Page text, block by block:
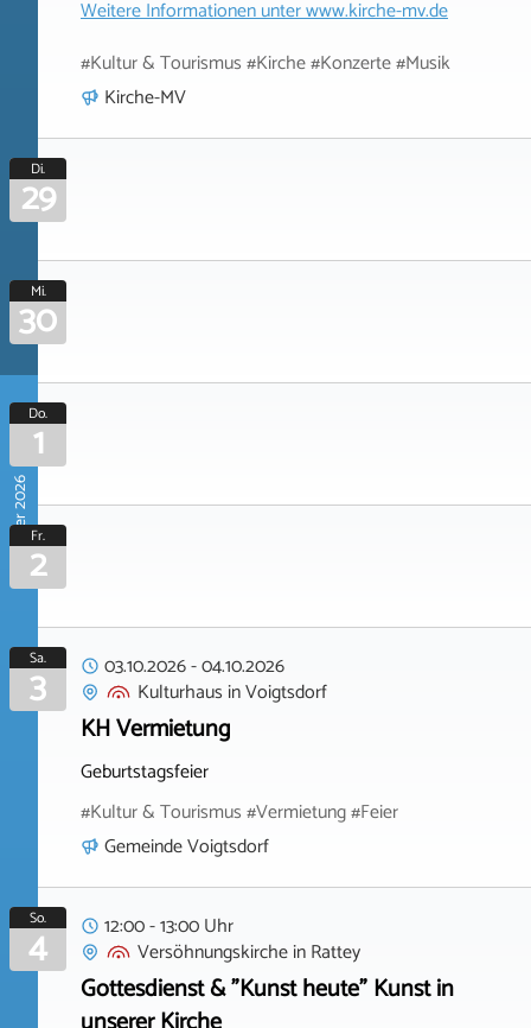
Weitere Informationen unterwww.kirche-mv.de
#Kultur & Tourismus #Kirche #Konzerte #Musik
Kirche-MV
Di.
29
Mi.
30
Oktober 2026
Do.
1
Fr.
2
Sa.
3 03.10.2026-04.10.2026
Kulturhaus inVoigtsdorf
KH Vermietung
Geburtstagsfeier
#Kultur & Tourismus #Vermietung #Feier
Gemeinde Voigtsdorf
So.
4
12:00 - 13:00 Uhr
VersöhnungskircheinRattey
Gottesdienst & "Kunst heute" Kunst in